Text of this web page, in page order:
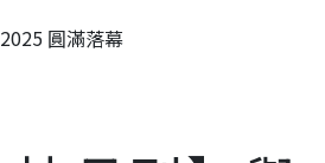
圓滿落幕